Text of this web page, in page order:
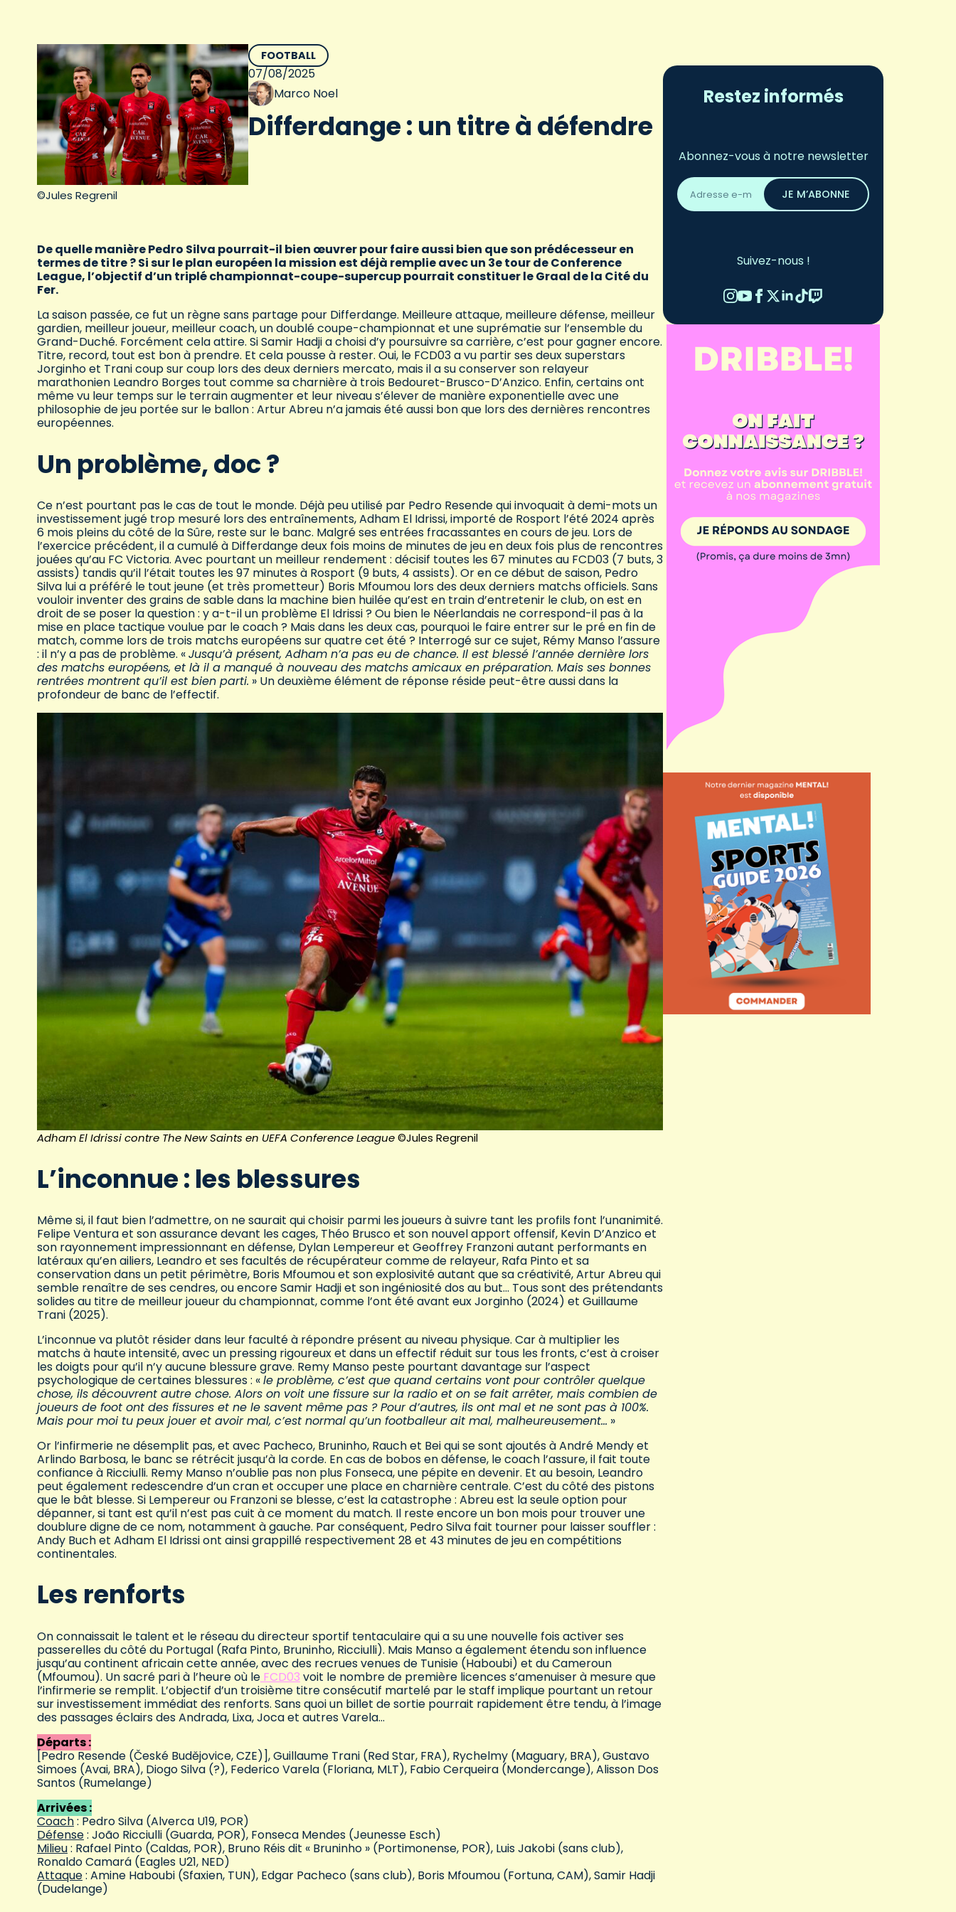
©Jules Regrenil
FOOTBALL
07/08/2025
Marco Noel
Differdange : un titre à défendre
De quelle manière Pedro Silva pourrait-il bien œuvrer pour faire aussi bien que son prédécesseur en
termes de titre ? Si sur le plan européen la mission est déjà remplie avec un 3e tour de Conference
League, l’objectif d’un triplé championnat-coupe-supercup pourrait constituer le Graal de la Cité du
Fer.
La saison passée, ce fut un règne sans partage pour Differdange. Meilleure attaque, meilleure défense, meilleur
gardien, meilleur joueur, meilleur coach, un doublé coupe-championnat et une suprématie sur l’ensemble du
Grand-Duché. Forcément cela attire. Si Samir Hadji a choisi d’y poursuivre sa carrière, c’est pour gagner encore.
Titre, record, tout est bon à prendre. Et cela pousse à rester. Oui, le FCD03 a vu partir ses deux superstars
Jorginho et Trani coup sur coup lors des deux derniers mercato, mais il a su conserver son relayeur
marathonien Leandro Borges tout comme sa charnière à trois Bedouret-Brusco-D’Anzico. Enfin, certains ont
même vu leur temps sur le terrain augmenter et leur niveau s’élever de manière exponentielle avec une
philosophie de jeu portée sur le ballon : Artur Abreu n’a jamais été aussi bon que lors des dernières rencontres
européennes.
Un problème, doc ?
Ce n’est pourtant pas le cas de tout le monde. Déjà peu utilisé par Pedro Resende qui invoquait à demi-mots un
investissement jugé trop mesuré lors des entraînements, Adham El Idrissi, importé de Rosport l’été 2024 après
6 mois pleins du côté de la Sûre, reste sur le banc. Malgré ses entrées fracassantes en cours de jeu. Lors de
l’exercice précédent, il a cumulé à Differdange deux fois moins de minutes de jeu en deux fois plus de rencontres
jouées qu’au FC Victoria. Avec pourtant un meilleur rendement : décisif toutes les 67 minutes au FCD03 (7 buts, 3
assists) tandis qu’il l’était toutes les 97 minutes à Rosport (9 buts, 4 assists). Or en ce début de saison, Pedro
Silva lui a préféré le tout jeune (et très prometteur) Boris Mfoumou lors des deux derniers matchs officiels. Sans
vouloir inventer des grains de sable dans la machine bien huilée qu’est en train d’entretenir le club, on est en
droit de se poser la question : y a-t-il un problème El Idrissi ? Ou bien le Néerlandais ne correspond-il pas à la
mise en place tactique voulue par le coach ? Mais dans les deux cas, pourquoi le faire entrer sur le pré en fin de
match, comme lors de trois matchs européens sur quatre cet été ? Interrogé sur ce sujet, Rémy Manso l’assure
: il n’y a pas de problème. «Jusqu’à présent, Adham n’a pas eu de chance. Il est blessé l’année dernière lors
des matchs européens, et là il a manqué à nouveau des matchs amicaux en préparation. Mais ses bonnes
rentrées montrent qu’il est bien parti. » Un deuxième élément de réponse réside peut-être aussi dans la
profondeur de banc de l’effectif.
Adham El Idrissi contre The New Saints en UEFA Conference League©Jules Regrenil
L’inconnue : les blessures
Même si, il faut bien l’admettre, on ne saurait qui choisir parmi les joueurs à suivre tant les profils font l’unanimité.
Felipe Ventura et son assurance devant les cages, Théo Brusco et son nouvel apport offensif, Kevin D’Anzico et
son rayonnement impressionnant en défense, Dylan Lempereur et Geoffrey Franzoni autant performants en
latéraux qu’en ailiers, Leandro et ses facultés de récupérateur comme de relayeur, Rafa Pinto et sa
conservation dans un petit périmètre, Boris Mfoumou et son explosivité autant que sa créativité, Artur Abreu qui
semble renaître de ses cendres, ou encore Samir Hadji et son ingéniosité dos au but… Tous sont des prétendants
solides au titre de meilleur joueur du championnat, comme l’ont été avant eux Jorginho (2024) et Guillaume
Trani (2025).
L’inconnue va plutôt résider dans leur faculté à répondre présent au niveau physique. Car à multiplier les
matchs à haute intensité, avec un pressing rigoureux et dans un effectif réduit sur tous les fronts, c’est à croiser
les doigts pour qu’il n’y aucune blessure grave. Remy Manso peste pourtant davantage sur l’aspect
psychologique de certaines blessures : «le problème, c’est que quand certains vont pour contrôler quelque
chose, ils découvrent autre chose. Alors on voit une fissure sur la radio et on se fait arrêter, mais combien de
joueurs de foot ont des fissures et ne le savent même pas ? Pour d’autres, ils ont mal et ne sont pas à 100%.
Mais pour moi tu peux jouer et avoir mal, c’est normal qu’un footballeur ait mal, malheureusement… »
Or l’infirmerie ne désemplit pas, et avec Pacheco, Bruninho, Rauch et Bei qui se sont ajoutés à André Mendy et
Arlindo Barbosa, le banc se rétrécit jusqu’à la corde. En cas de bobos en défense, le coach l’assure, il fait toute
confiance à Ricciulli. Remy Manso n’oublie pas non plus Fonseca, une pépite en devenir. Et au besoin, Leandro
peut également redescendre d’un cran et occuper une place en charnière centrale. C’est du côté des pistons
que le bât blesse. Si Lempereur ou Franzoni se blesse, c’est la catastrophe : Abreu est la seule option pour
dépanner, si tant est qu’il n’est pas cuit à ce moment du match. Il reste encore un bon mois pour trouver une
doublure digne de ce nom, notamment à gauche. Par conséquent, Pedro Silva fait tourner pour laisser souffler :
Andy Buch et Adham El Idrissi ont ainsi grappillé respectivement 28 et 43 minutes de jeu en compétitions
continentales.
Les renforts
On connaissait le talent et le réseau du directeur sportif tentaculaire qui a su une nouvelle fois activer ses
passerelles du côté du Portugal (Rafa Pinto, Bruninho, Ricciulli). Mais Manso a également étendu son influence
jusqu’au continent africain cette année, avec des recrues venues de Tunisie (Haboubi) et du Cameroun
(Mfoumou). Un sacré pari à l’heure où le FCD03 voit le nombre de première licences s’amenuiser à mesure que
l’infirmerie se remplit. L’objectif d’un troisième titre consécutif martelé par le staff implique pourtant un retour
sur investissement immédiat des renforts. Sans quoi un billet de sortie pourrait rapidement être tendu, à l’image
des passages éclairs des Andrada, Lixa, Joca et autres Varela…
Départs :
[Pedro Resende (České Budějovice, CZE)], Guillaume Trani (Red Star, FRA), Rychelmy (Maguary, BRA), Gustavo
Simoes (Avai, BRA), Diogo Silva (?), Federico Varela (Floriana, MLT), Fabio Cerqueira (Mondercange), Alisson Dos
Santos (Rumelange)
Arrivées :
Coach: Pedro Silva (Alverca U19, POR)
Défense: João Ricciulli (Guarda, POR), Fonseca Mendes (Jeunesse Esch)
Milieu: Rafael Pinto (Caldas, POR), Bruno Réis dit « Bruninho » (Portimonense, POR), Luis Jakobi (sans club),
Ronaldo Camará (Eagles U21, NED)
Attaque: Amine Haboubi (Sfaxien, TUN), Edgar Pacheco (sans club), Boris Mfoumou (Fortuna, CAM), Samir Hadji
(Dudelange)
Restez informés
Abonnez-vous à notre newsletter
Adresse
email
*
JE M’ABONNE
Suivez-nous !